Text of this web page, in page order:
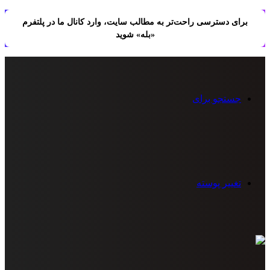
برای دسترسی راحت‌تر به مطالب سایت، وارد کانال ما در پلتفرم
«بله» شوید
جستجو برای
تغییر پوسته